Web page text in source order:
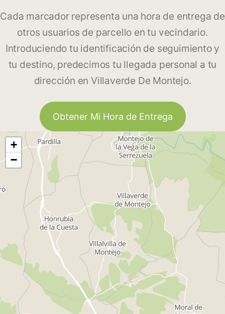
Cada marcador representa una hora de entrega de
otros usuarios de parcello en tu vecindario.
Introduciendo tu identificación de seguimiento y
tu destino, predecimos tu llegada personal a tu
dirección en Villaverde De Montejo.
Obtener Mi Hora de Entrega
+
−